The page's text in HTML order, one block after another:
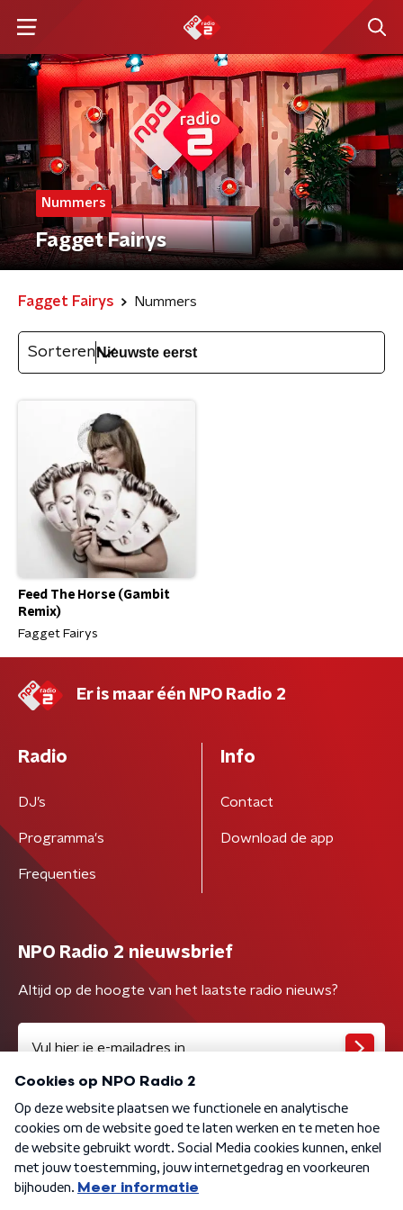
Nummers
Fagget Fairys
Fagget Fairys Nummers
Sorteren
Feed The Horse (Gambit
Remix)
Fagget Fairys
Er is maar één NPO Radio 2
Radio
DJ’s
Programma's
Frequenties
Info
Contact
Download de app
NPO Radio 2 nieuwsbrief
Altijd op de hoogte van het laatste radio nieuws?
Algemene voorwaarden